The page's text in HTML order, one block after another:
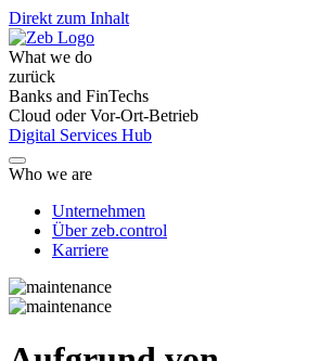
Direkt zum Inhalt
What we do
zurück
Banks and FinTechs
Cloud oder Vor-Ort-Betrieb
Digital Services Hub
Who we are
Unternehmen
Über zeb.control
Karriere